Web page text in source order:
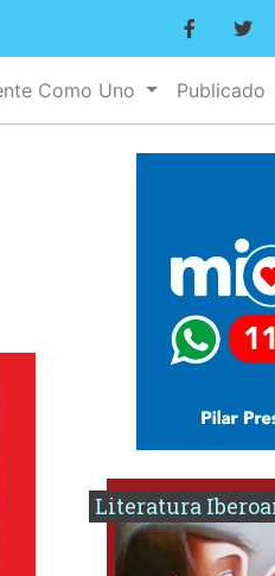
Como Uno Publicado
Literatura